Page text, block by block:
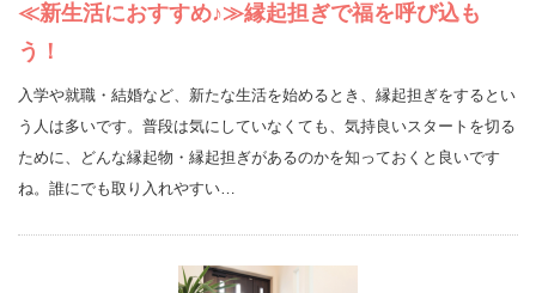
≪新生活におすすめ♪≫縁起担ぎで福を呼び込も
う！
入学や就職・結婚など、新たな生活を始めるとき、縁起担ぎをするとい
う人は多いです。普段は気にしていなくても、気持良いスタートを切る
ために、どんな縁起物・縁起担ぎがあるのかを知っておくと良いです
ね。誰にでも取り入れやすい…